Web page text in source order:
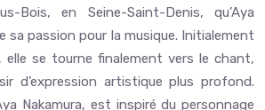
Bois, en Seine-Saint-Denis, qu’Aya
sa passion pour la musique. Initialement
elle se tourne finalement vers le chant,
d’expression artistique plus profond.
Nakamura, est inspiré du personnage